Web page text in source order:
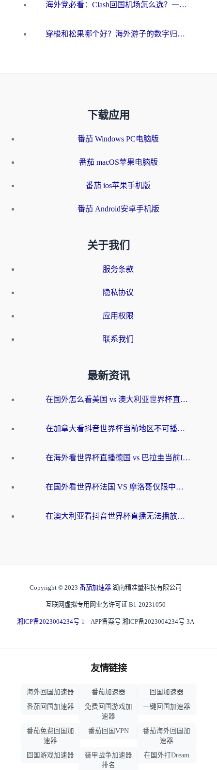
海外党必看：Clash回国机场怎么选？一篇搞定无缝访问国内资源的全攻略
穿梭和松果哪个好？海外游子的数字归乡路，到底该怎么选
下载应用
番茄 Windows PC电脑版
番茄 macOS苹果电脑版
番茄 ios苹果手机版
番茄 Android安卓手机版
关于我们
服务条款
隐私协议
应用权限
联系我们
最新资讯
在国外怎么看美国 vs 澳大利亚世界杯直播？海外党必藏的中文解说观赛指南
在加拿大看抖音世界杯当前地区不可播放？海外党体育观赛终极指南
在海外看世界杯直播德国 vs 巴拉圭当前IP受限制？这篇指南帮你轻松解决地区限制
在国外看世界杯法国 VS 摩洛哥仅限中国大陆？别让地域限制拦下你的欢呼
在澳大利亚看抖音世界杯直播无法播放？海外党体育观赛终极指南来了！
Copyright © 2023 番茄加速器 湖南精准量科技有限公司
互联网虚拟专用网业务许可证 B1-20231050
湘ICP备2023004234号-1 APP备案号 湘ICP备2023004234号-3A
友情链接
海外回国加速器 番茄加速器
回国加速器
番茄回国加速器
免费回国游戏加
速器
一键回国加速器
番茄免费回国加
速器
番茄回国VPN
番茄海外回国加
速器
回国游戏加速器
装甲战争加速器
排名
在国外打Dream